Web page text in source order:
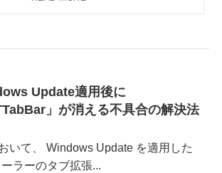
Update適用後に
」が消える不具合の解決法
いて、 Windows Update を適用した
ラーのタブ拡張...